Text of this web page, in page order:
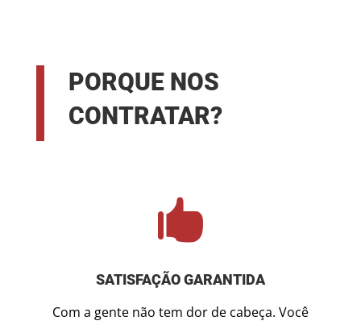
PORQUE NOS
CONTRATAR?

SATISFAÇÃO GARANTIDA
Com a gente não tem dor de cabeça. Você